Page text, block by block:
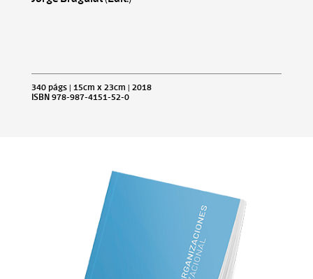
340 págs | 15cm x 23cm | 2018
ISBN 978-987-4151-52-0